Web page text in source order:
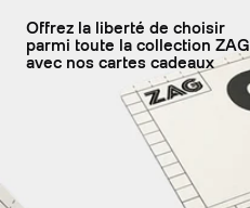
Offrez la liberté de choisir
parmi toute la collection ZAG
avec nos cartes cadeaux